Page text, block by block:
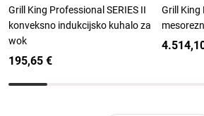
Grill King Professional SERIES II
konveksno indukcijsko kuhalo za
wok
195,65 €
Grill King